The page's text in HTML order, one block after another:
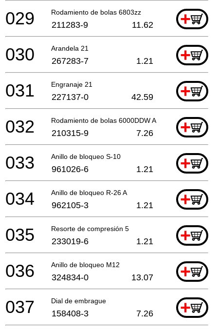
Rodamiento de bolas 6803zz +
029 211283-9 11.62
Arandela 21 +
030 267283-7 1.21
Engranaje 21 +
031 227137-0 42.59
Rodamiento de bolas 6000DDW A +
032 210315-9 7.26
Anillo de bloqueo S-10 +
033 961026-6 1.21
Anillo de bloqueo R-26 A +
034 962105-3 1.21
Resorte de compresión 5 +
035 233019-6 1.21
Anillo de bloqueo M12 +
036 324834-0 13.07
Dial de embrague +
037 158408-3 7.26